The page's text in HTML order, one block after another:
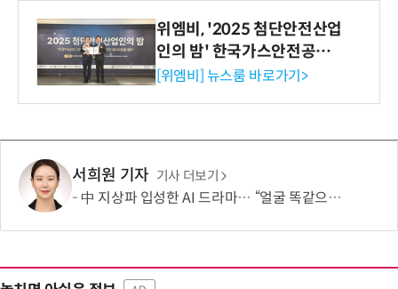
위엠비, '2025 첨단안전산업
인의 밤' 한국가스안전공사
사장상 수상
[위엠비] 뉴스룸 바로가기>
서희원 기자 기사 더보기
中 지상파 입성한 AI 드라마… “얼굴 똑같으면 어때? 실사 드라마 인기 앞섰다”